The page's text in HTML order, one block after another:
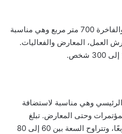
تبلغ مساحة هذه القاعة الكبيرة والفاخرة 700 متر مربع وهي مناسبة
العمل، المعارض والفعاليات.
وهي مناسبة لاستضافة
وحتى المعارض. تبلغ
مساحة هذه القاعة 230 مترًا مربعًا، وتتراوح السعة بين 60 إلى 80